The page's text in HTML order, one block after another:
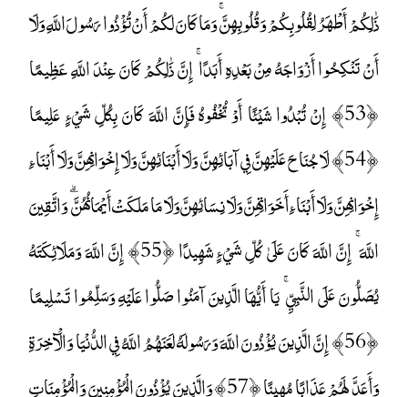
ذَٰلِكُمْ أَطْهَرُ لِقُلُوبِكُمْ وَقُلُوبِهِنَّ ۚ وَمَا كَانَ لَكُمْ أَنْ تُؤْذُوا رَسُولَ اللَّهِ وَلَا
أَنْ تَنْكِحُوا أَزْوَاجَهُ مِنْ بَعْدِهِ أَبَدًا ۚ إِنَّ ذَٰلِكُمْ كَانَ عِنْدَ اللَّهِ عَظِيمًا
﴿53﴾ إِنْ تُبْدُوا شَيْئًا أَوْ تُخْفُوهُ فَإِنَّ اللَّهَ كَانَ بِكُلِّ شَيْءٍ عَلِيمًا
﴿54﴾ لَا جُنَاحَ عَلَيْهِنَّ فِي آبَائِهِنَّ وَلَا أَبْنَائِهِنَّ وَلَا إِخْوَانِهِنَّ وَلَا أَبْنَاءِ
إِخْوَانِهِنَّ وَلَا أَبْنَاءِ أَخَوَاتِهِنَّ وَلَا نِسَائِهِنَّ وَلَا مَا مَلَكَتْ أَيْمَانُهُنَّ ۗ وَاتَّقِينَ
اللَّهَ ۚ إِنَّ اللَّهَ كَانَ عَلَىٰ كُلِّ شَيْءٍ شَهِيدًا ﴿55﴾ إِنَّ اللَّهَ وَمَلَائِكَتَهُ
يُصَلُّونَ عَلَى النَّبِيِّ ۚ يَا أَيُّهَا الَّذِينَ آمَنُوا صَلُّوا عَلَيْهِ وَسَلِّمُوا تَسْلِيمًا
﴿56﴾ إِنَّ الَّذِينَ يُؤْذُونَ اللَّهَ وَرَسُولَهُ لَعَنَهُمُ اللَّهُ فِي الدُّنْيَا وَالْآخِرَةِ
وَأَعَدَّ لَهُمْ عَذَابًا مُهِينًا ﴿57﴾ وَالَّذِينَ يُؤْذُونَ الْمُؤْمِنِينَ وَالْمُؤْمِنَاتِ